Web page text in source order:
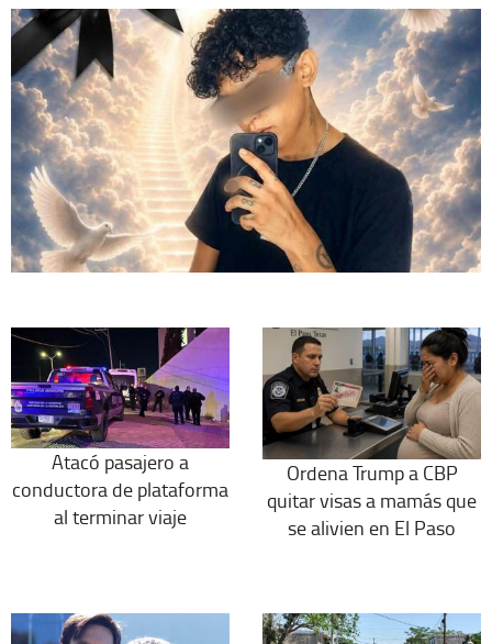
Atacó pasajero a
conductora de plataforma
al terminar viaje
Ordena Trump a CBP
quitar visas a mamás que
se alivien en El Paso